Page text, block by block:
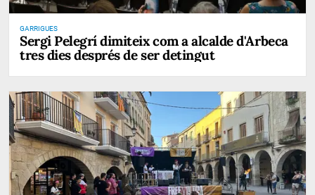
GARRIGUES
Sergi Pelegrí dimiteix com a alcalde d'Arbeca
tres dies després de ser detingut